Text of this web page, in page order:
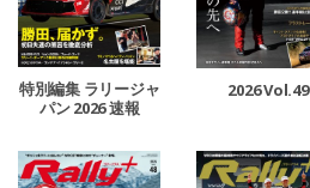
特別編集 ラリージャ
パン 2026 速報
2026 Vol.49